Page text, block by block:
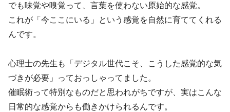
でも味覚や嗅覚って、言葉を使わない原始的な感覚。
これが「今ここにいる」という感覚を自然に育ててくれる
んです。
心理士の先生も「デジタル世代こそ、こうした感覚的な気
づきが必要」っておっしゃってました。
催眠術って特別なものだと思われがちですが、実はこんな
日常的な感覚からも働きかけられるんです。